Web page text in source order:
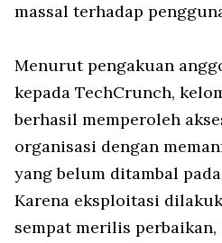
massal terhadap
Menurut pengakuan
kepada TechCrunch,
berhasil memperoleh
organisasi dengan
yang belum ditambal
Karena eksploitasi
sempat merilis